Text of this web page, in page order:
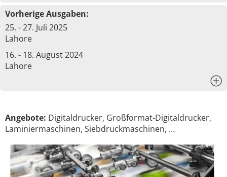
Vorherige Ausgaben:
25. - 27. Juli 2025
Lahore
16. - 18. August 2024
Lahore
Angebote: Digitaldrucker, Großformat-Digitaldrucker,
Laminiermaschinen, Siebdruckmaschinen, …